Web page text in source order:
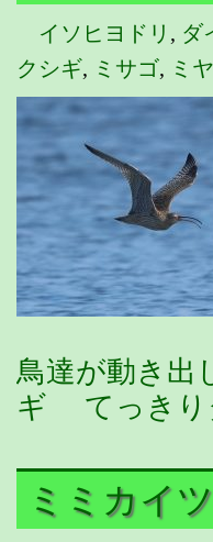
イソヒヨドリ , ダ
クシギ, ミサゴ, ミ
鳥達が動き出
ギ てっきり
ミミカイ